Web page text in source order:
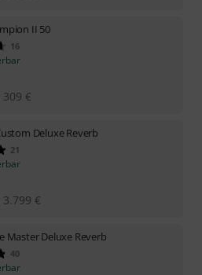
II 50
16
309 €
Deluxe Reverb
21
3.799 €
Master Deluxe Reverb
40